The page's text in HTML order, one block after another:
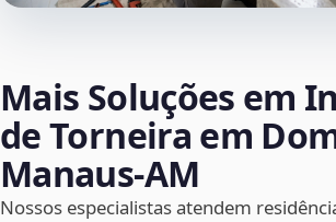
Mais Soluções em
de Torneira em
Manaus‑AM
Nossos especialistas atendem